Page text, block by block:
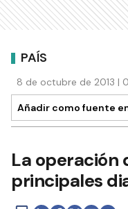
PAÍS
8 de octubre de 2013 |
Añadir como fuente
La operación
principales